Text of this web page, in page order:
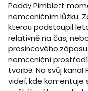
Paddy Pimblett
nemocničním lůžku.
kterou podstoupil
relativně na čas,
prosincového zápasu
nemocniční
tvorbě. Na svůj kanál
videí, kde komentuje